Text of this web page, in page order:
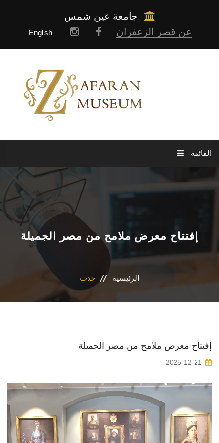
جامعة عين شمس
عن قصر الزعفران
English
القائمة
الرئيسية
عن المتحف
الأنشـطة
قصص الزعفران
إفتتاح معرض ملامح من مصر الجميلة
الرئيسية حدث
إفتتاح معرض ملامح من مصر الجميلة
2025-12-21